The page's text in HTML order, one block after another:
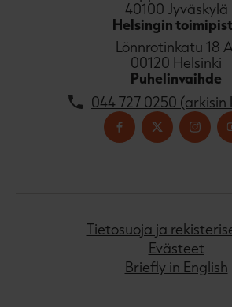
40100 Jyväskylä
Helsingin
Lönnrotinkatu 18
00120 Helsinki
Puhelinvaihde
044 727 0250 (arkisin
Tietosuoja ja
Evästeet
Briefly in English